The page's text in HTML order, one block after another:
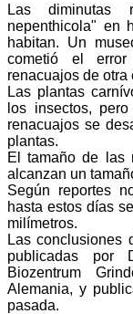
Las diminutas
nepenthicola" en
habitan. Un
cometió el
renacuajos de otra
Las plantas
los insectos,
renacuajos se
plantas.
El tamaño de las
alcanzan un
Según reportes
hasta estos días
milímetros.
Las conclusiones
publicadas por
Biozentrum
Alemania, y
pasada.